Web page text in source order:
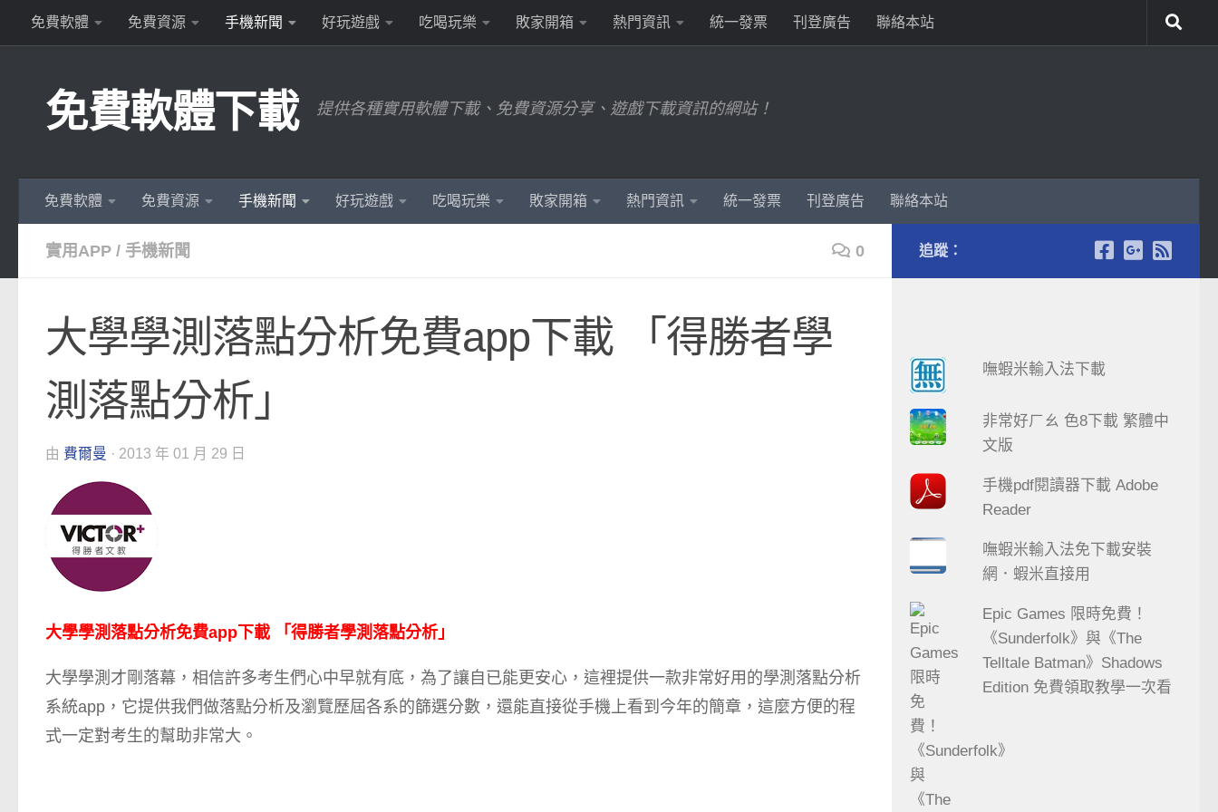
Skip to content
免費軟體 免費資源 手機新聞 好玩遊戲 吃喝玩樂 敗家開箱 熱門資訊 統一發票 刊登廣告 聯絡本站
免費軟體下載 提供各種實用軟體下載、免費資源分享、遊戲下載資訊的網站！
免費軟體 免費資源 手機新聞 好玩遊戲 吃喝玩樂 敗家開箱 熱門資訊 統一發票 刊登廣告 聯絡本站
實用APP / 手機新聞 0
大學學測落點分析免費app下載 「得勝者學
測落點分析」
由 費爾曼 · 2013 年 01 月 29 日
大學學測落點分析免費app下載 「得勝者學測落點分析」
大學學測才剛落幕，相信許多考生們心中早就有底，為了讓自已能更安心，這裡提供一款非常好用的學測落點分析
系統app，它提供我們做落點分析及瀏覽歷屆各系的篩選分數，還能直接從手機上看到今年的簡章，這麼方便的程
式一定對考生的幫助非常大。
追蹤：
嘸蝦米輸入法下載
非常好ㄏㄠ 色8下載 繁體中
文版
手機pdf閱讀器下載 Adobe
Reader
嘸蝦米輸入法免下載安裝
網．蝦米直接用
Epic Games 限時免費！
《Sunderfolk》與《The
Telltale Batman》Shadows
Edition 免費領取教學一次看